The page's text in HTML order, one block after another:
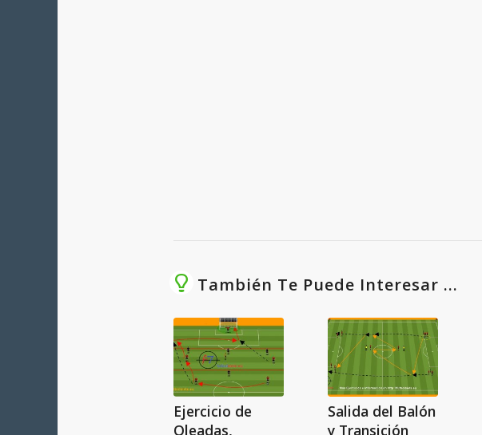
También Te Puede Interesar ...
Ejercicio de
Oleadas,
Salida del Balón
y Transición